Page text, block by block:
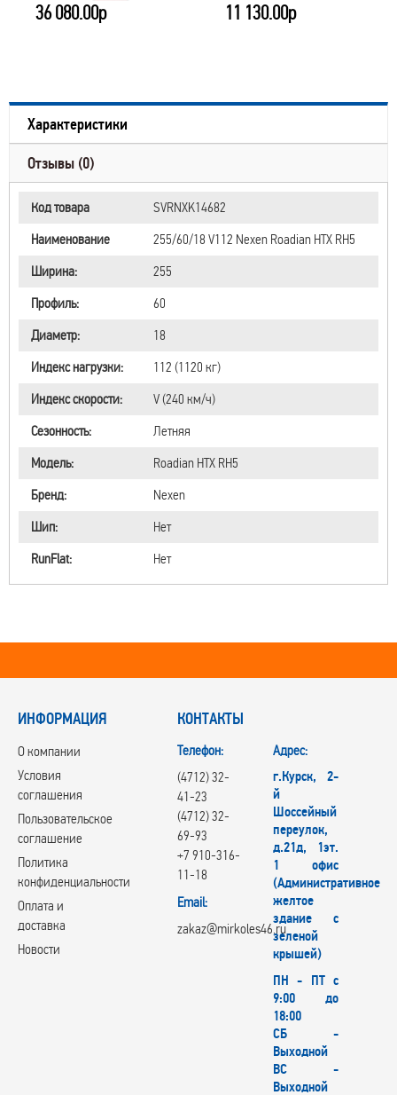
11 130.00р
Характеристики
Отзывы (0)
Код товара
SVRNXK14682
Наименование
255/60/18 V112 Nexen Roadian HTX RH5
Ширина:
255
Профиль:
60
Диаметр:
18
Индекс нагрузки:
112 (1120 кг)
Индекс скорости:
V (240 км/ч)
Сезонность:
Летняя
Модель:
Roadian HTX RH5
Бренд:
Nexen
Шип:
Нет
RunFlat:
Нет
ИНФОРМАЦИЯ
О компании
Условия
соглашения
Пользовательское
соглашение
Политика
конфиденциальности
Оплата и
доставка
Новости
КОНТАКТЫ
Телефон:
(4712) 32-
41-23
(4712) 32-
69-93
+7 910-316-
11-18
Email:
zakaz@mirkoles46.ru
Адрес:
г.Курск, 2-
й
Шоссейный
переулок,
д.21д, 1эт.
1 офис
(Административное
желтое
здание с
зеленой
крышей)
ПН - ПТ с
9:00 до
18:00
СБ -
Выходной
ВС -
Выходной